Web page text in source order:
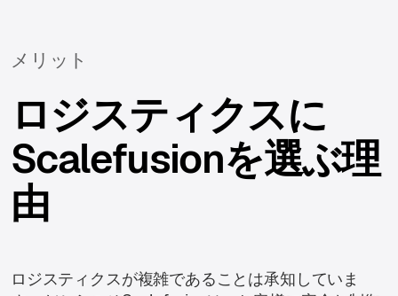
メリット
ロジスティクスに
Scalefusionを選ぶ理
由
ロジスティクスが複雑であることは承知していま